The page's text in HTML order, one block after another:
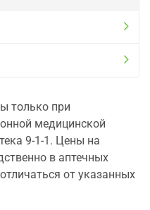
только при
медицинской
9-1-1. Цены на
в аптечных
от указанных